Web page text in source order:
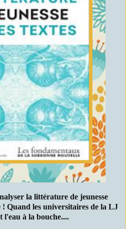
la littérature de jeunesse
! Quand les universitaires de la LJ
l'eau à la bouche....